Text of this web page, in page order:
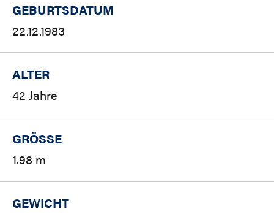
GEBURTSDATUM
22.12.1983
ALTER
42 Jahre
GRÖSSE
1.98 m
GEWICHT